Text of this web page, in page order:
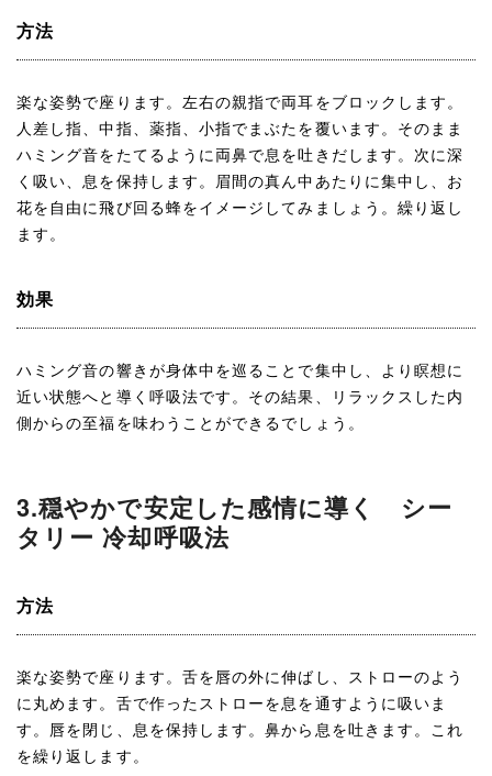
方法
楽な姿勢で座ります。左右の親指で両耳をブロックします。
人差し指、中指、薬指、小指でまぶたを覆います。そのまま
ハミング音をたてるように両鼻で息を吐きだします。次に深
く吸い、息を保持します。眉間の真ん中あたりに集中し、お
花を自由に飛び回る蜂をイメージしてみましょう。繰り返し
ます。
効果
ハミング音の響きが身体中を巡ることで集中し、より瞑想に
近い状態へと導く呼吸法です。その結果、リラックスした内
側からの至福を味わうことができるでしょう。
3.穏やかで安定した感情に導く シー
タリー 冷却呼吸法
方法
楽な姿勢で座ります。舌を唇の外に伸ばし、ストローのよう
に丸めます。舌で作ったストローを息を通すように吸いま
す。唇を閉じ、息を保持します。鼻から息を吐きます。これ
を繰り返します。